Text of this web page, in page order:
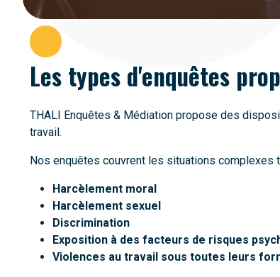
Les types d'enquêtes
THALI Enquêtes & Médiation propose des
travail.
Nos enquêtes couvrent les situations complexes
Harcèlement moral
Harcèlement sexuel
Discrimination
Exposition à des facteurs de risques
Violences au travail sous toutes leurs